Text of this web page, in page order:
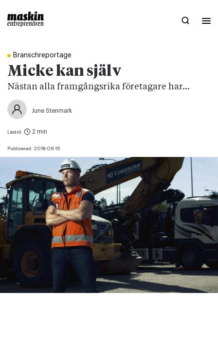
Branschreportage
Micke kan själv
Nästan alla framgångsrika företagare har...
June Stenmark
Publicerad: 2018-06-15
Lästid: 2 min